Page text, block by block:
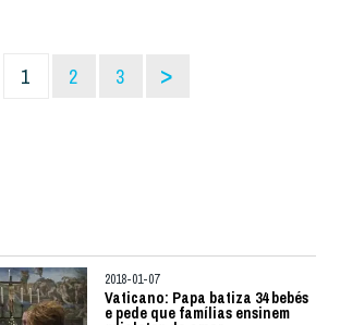
1 2 3 >
2018-01-07
Vaticano: Papa batiza 34 bebés
e pede que famílias ensinem